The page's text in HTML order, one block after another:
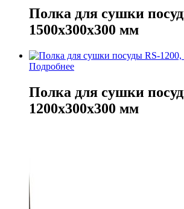
Полка для сушки
1500х300х300 мм
Подробнее
Полка для сушки
1200х300х300 мм